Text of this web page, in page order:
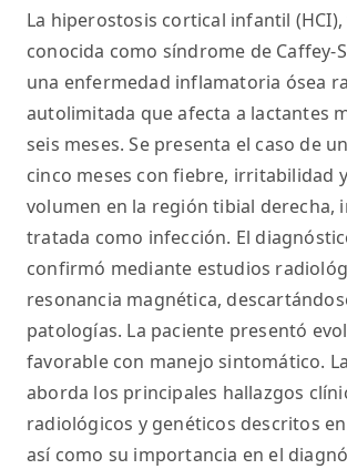
La hiperostosis cortical infantil
conocida como síndrome de Caffey-
una enfermedad inflamatoria ósea
autolimitada que afecta a lactantes
seis meses. Se presenta el caso de
cinco meses con fiebre, irritabilidad
volumen en la región tibial derecha,
tratada como infección. El
confirmó mediante estudios
resonancia magnética,
patologías. La paciente presentó
favorable con manejo sintomático.
aborda los principales hallazgos
radiológicos y genéticos descritos
así como su importancia en el